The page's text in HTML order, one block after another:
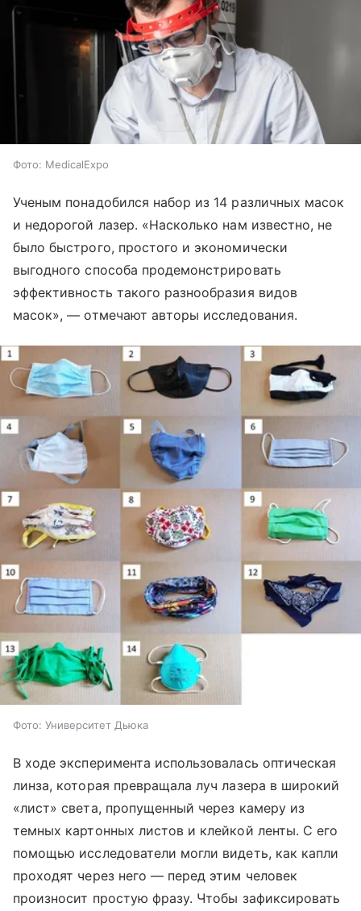
Фото: MedicalExpo
Ученым понадобился набор из 14 различных масок
и недорогой лазер. «Насколько нам известно, не
было быстрого, простого и экономически
выгодного способа продемонстрировать
эффективность такого разнообразия видов
масок», — отмечают авторы исследования.
Фото: Университет Дьюка
В ходе эксперимента использовалась оптическая
линза, которая превращала луч лазера в широкий
«лист» света, пропущенный через камеру из
темных картонных листов и клейкой ленты. С его
помощью исследователи могли видеть, как капли
проходят через него — перед этим человек
произносит простую фразу. Чтобы зафиксировать